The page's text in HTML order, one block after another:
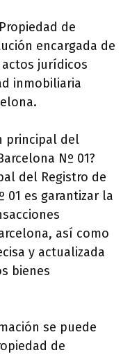
de
encargada de
jurídicos
inmobiliaria
principal del
Nº 01?
del Registro de
01 es garantizar la
así como
y actualizada
bienes
se puede
de